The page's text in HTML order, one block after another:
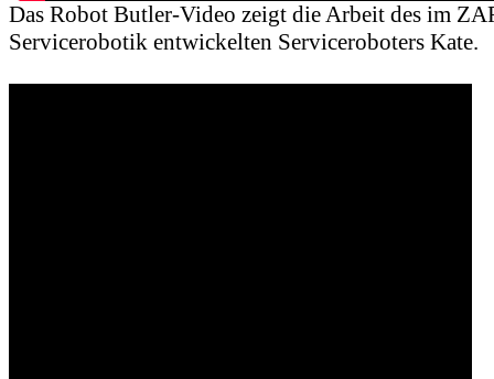
Das Robot Butler-Video zeigt die Arbeit des im
Servicerobotik entwickelten Serviceroboters Kate.